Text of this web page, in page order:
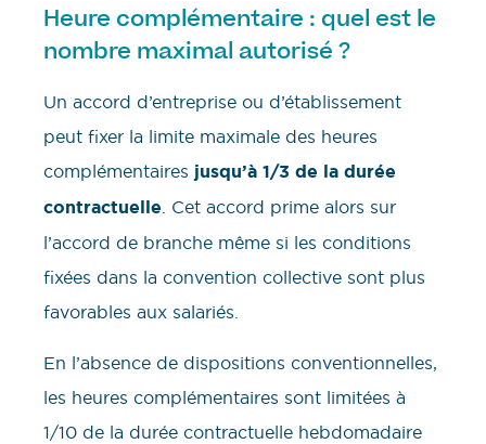
Heure complémentaire : quel est le
nombre maximal autorisé ?
Un accord d’entreprise ou d’établissement
peut fixer la limite maximale des heures
complémentaires jusqu’à 1/3 de la durée
contractuelle. Cet accord prime alors sur
l’accord de branche même si les conditions
fixées dans la convention collective sont plus
favorables aux salariés.
En l’absence de dispositions conventionnelles,
les heures complémentaires sont limitées à
1/10 de la durée contractuelle hebdomadaire